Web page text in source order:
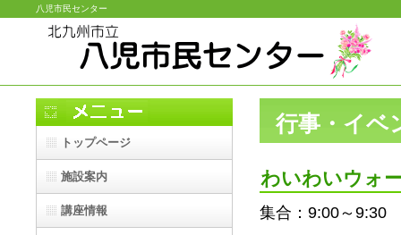
八児市民センター
行事・イベ
わいわいウォ
集合：9:00～9:30
ナビゲーション
トップページ
施設案内
講座情報